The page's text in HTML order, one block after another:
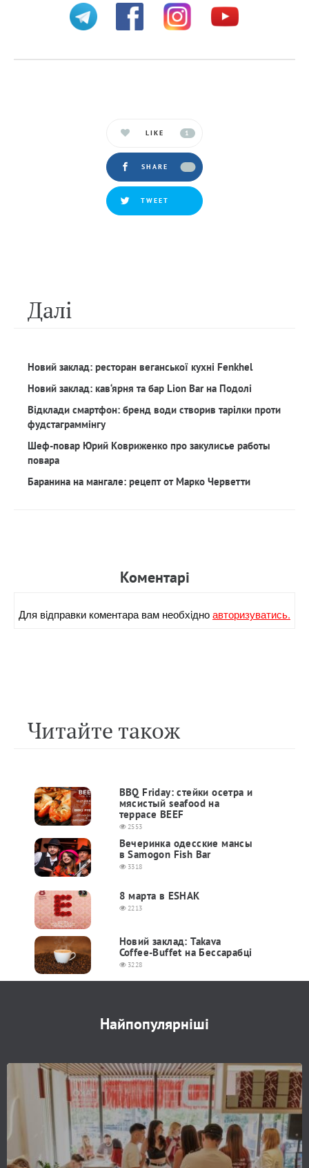
LIKE 1
SHARE
TWEET
Далi
Новий заклад: ресторан веганської кухні Fenkhel
Новий заклад: кав‘ярня та бар Lion Bar на Подолі
Відклади смартфон: бренд води створив тарілки проти
фудстаграммінгу
Шеф-повар Юрий Ковриженко про закулисье работы
повара
Баранина на мангале: рецепт от Марко Черветти
Коментарi
Для вiдправки коментара вам необхiдноавторизуватись.
Читайте також
BBQ Friday: стейки осетра и
мясистый seafood на
террасе BEEF
2553
Вечеринка одесские мансы
в Samogon Fish Bar
3318
8 марта в ESHAK
2213
Новий заклад: Takava
Coffee-Buffet на Беcсарабці
3228
Найпопулярніші